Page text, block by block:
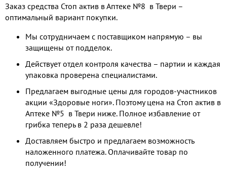
Заказ средства Стоп актив в Аптеке №8 в Твери –
оптимальный вариант покупки.
Мы сотрудничаем с поставщиком напрямую – вы
защищены от подделок.
Действует отдел контроля качества – партии и каждая
упаковка проверена специалистами.
Предлагаем выгодные цены для городов-участников
акции «Здоровые ноги». Поэтому цена на Стоп актив в
Аптеке №5 в Твери ниже. Полное избавление от
грибка теперь в 2 раза дешевле!
Доставляем быстро и предлагаем возможность
наложенного платежа. Оплачивайте товар по
получении!